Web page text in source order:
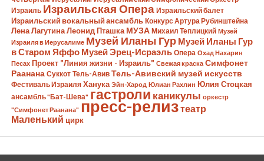
Израиль Израильская Опера Израильский балет
Израильский вокальный ансамбль Конкурс Артура Рубинштейна
Лена Лагутина Леонид Пташка МУЗА Михаил Теплицкий Музей
Израиля в Иерусалиме Музей Иланы Гур Музей Иланы Гур
в Старом Яффо Музей Эрец-Исраэль Опера Охад Нахарин
Песах Проект "Линия жизни - Израиль" Свежая краска Симфонет
Раанана Суккот Тель-Авив Тель-Авивский музей искусств
Фестиваль Израиля Ханука Эйн-Харод Юлиан Рахлин Юлия Стоцкая
ансамбль "Бат-Шева" гастроли каникулы оркестр
"Симфонет Раанана" пресс-релизтеатр
Маленький цирк